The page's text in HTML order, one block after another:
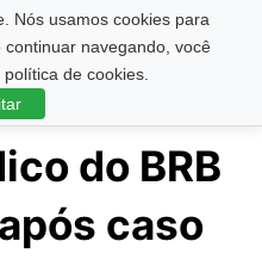
Nós usamos cookies para
navegando, você
de cookies.
do BRB
caso